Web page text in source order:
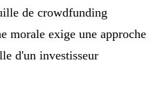
de crowdfunding
morale exige une approche
d'un investisseur